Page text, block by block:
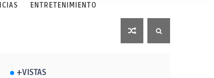
ENTRETENIMIENTO
+VISTAS